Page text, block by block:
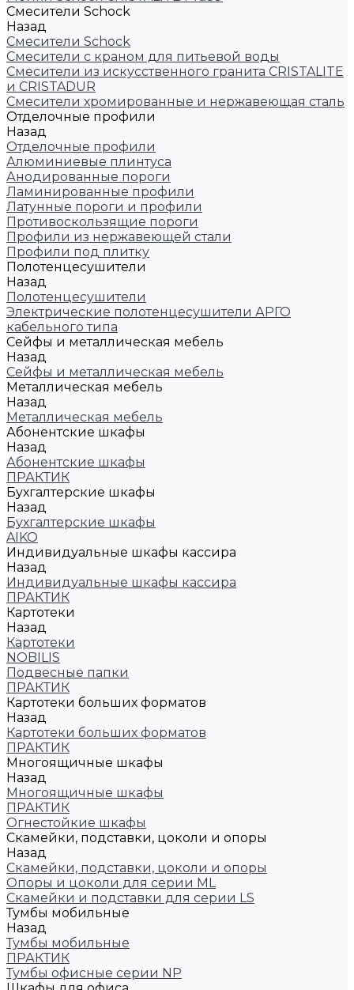
Смесители Schock
Назад
Смесители Schock
Cмесители с краном для питьевой воды
Смесители из искуcственного гранита CRISTALITE
и CRISTADUR
Смесители хромированные и нержавеющая сталь
Отделочные профили
Назад
Отделочные профили
Алюминиевые плинтуса
Анодированные пороги
Ламинированные профили
Латунные пороги и профили
Противоскользящие пороги
Профили из нержавеющей стали
Профили под плитку
Полотенцесушители
Назад
Полотенцесушители
Электрические полотенцесушители АРГО
кабельного типа
Сейфы и металлическая мебель
Назад
Сейфы и металлическая мебель
Металлическая мебель
Назад
Металлическая мебель
Абонентские шкафы
Назад
Абонентские шкафы
ПРАКТИК
Бухгалтерские шкафы
Назад
Бухгалтерские шкафы
AIKO
Индивидуальные шкафы кассира
Назад
Индивидуальные шкафы кассира
ПРАКТИК
Картотеки
Назад
Картотеки
NOBILIS
Подвесные папки
ПРАКТИК
Картотеки больших форматов
Назад
Картотеки больших форматов
ПРАКТИК
Многоящичные шкафы
Назад
Многоящичные шкафы
ПРАКТИК
Огнестойкие шкафы
Скамейки, подставки, цоколи и опоры
Назад
Скамейки, подставки, цоколи и опоры
Опоры и цоколи для серии ML
Скамейки и подставки для серии LS
Тумбы мобильные
Назад
Тумбы мобильные
ПРАКТИК
Тумбы офисные серии NP